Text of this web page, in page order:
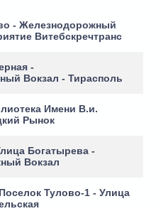
- Железнодорожный
Витебскречтранс
-
Вокзал - Тирасполь
Имени В.и.
Рынок
Богатырева -
Вокзал
Тулово-1 - Улица